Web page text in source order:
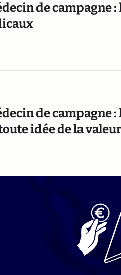
de campagne
de campagne
idée de la